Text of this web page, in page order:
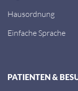
Hausordnung
Einfache Sprache
PATIENTEN &